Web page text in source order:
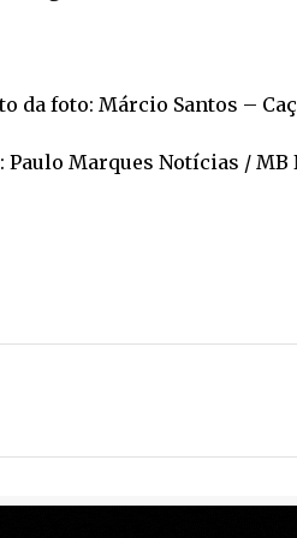
da foto: Márcio Santos –
Paulo Marques Notícias / MB